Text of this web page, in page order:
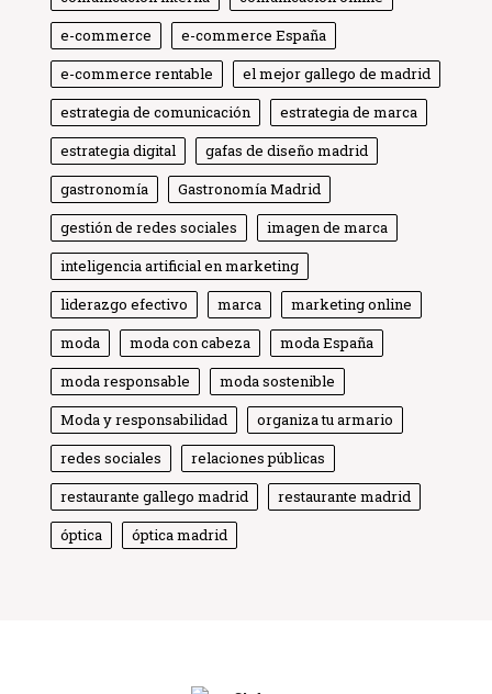
e-commerce
e-commerce España
e-commerce rentable
el mejor gallego de madrid
estrategia de comunicación
estrategia de marca
estrategia digital
gafas de diseño madrid
gastronomía
Gastronomía Madrid
gestión de redes sociales
imagen de marca
inteligencia artificial en marketing
liderazgo efectivo
marca
marketing online
moda
moda con cabeza
moda España
moda responsable
moda sostenible
Moda y responsabilidad
organiza tu armario
redes sociales
relaciones públicas
restaurante gallego madrid
restaurante madrid
óptica
óptica madrid
Globe Comunicación
Solemos responder enseguida